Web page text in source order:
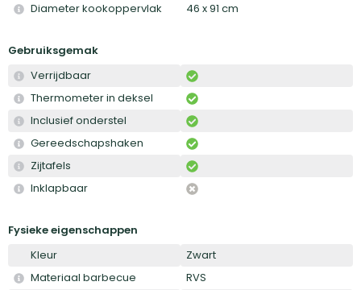
Diameter kookoppervlak
46 x 91 cm
Gebruiksgemak
Verrijdbaar
Thermometer in deksel
Inclusief onderstel
Gereedschapshaken
Zijtafels
Inklapbaar
Fysieke eigenschappen
Kleur
Zwart
Materiaal barbecue
RVS